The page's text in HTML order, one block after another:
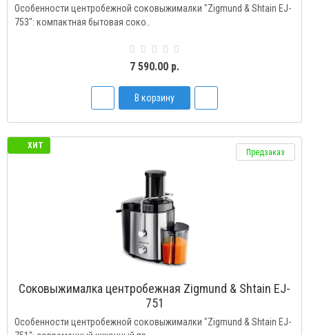
Особенности центробежной соковыжималки "Zigmund & Shtain EJ-
753": компактная бытовая соко..
7 590.00 р.
В корзину
ХИТ
Предзаказ
Соковыжималка центробежная Zigmund & Shtain EJ-
751
Особенности центробежной соковыжималки "Zigmund & Shtain EJ-